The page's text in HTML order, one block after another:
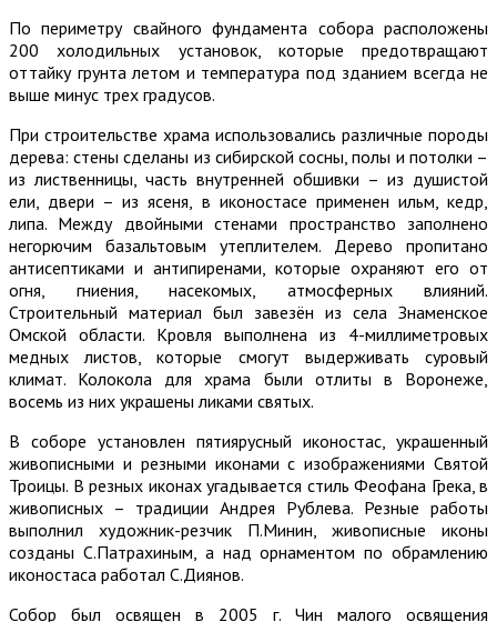
По периметру свайного фундамента собора расположены
200 холодильных установок, которые предотвращают
оттайку грунта летом и температура под зданием всегда не
выше минус трех градусов.
При строительстве храма использовались различные породы
дерева: стены сделаны из сибирской сосны, полы и потолки –
из лиственницы, часть внутренней обшивки – из душистой
ели, двери – из ясеня, в иконостасе применен ильм, кедр,
липа. Между двойными стенами пространство заполнено
негорючим базальтовым утеплителем. Дерево пропитано
антисептиками и антипиренами, которые охраняют его от
огня, гниения, насекомых, атмосферных влияний.
Строительный материал был завезён из села Знаменское
Омской области. Кровля выполнена из 4-миллиметровых
медных листов, которые смогут выдерживать суровый
климат. Колокола для храма были отлиты в Воронеже,
восемь из них украшены ликами святых.
В соборе установлен пятиярусный иконостас, украшенный
живописными и резными иконами с изображениями Святой
Троицы. В резных иконах угадывается стиль Феофана Грека, в
живописных – традиции Андрея Рублева. Резные работы
выполнил художник-резчик П.Минин, живописные иконы
созданы С.Патрахиным, а над орнаментом по обрамлению
иконостаса работал С.Диянов.
Собор был освящен в 2005 г. Чин малого освящения